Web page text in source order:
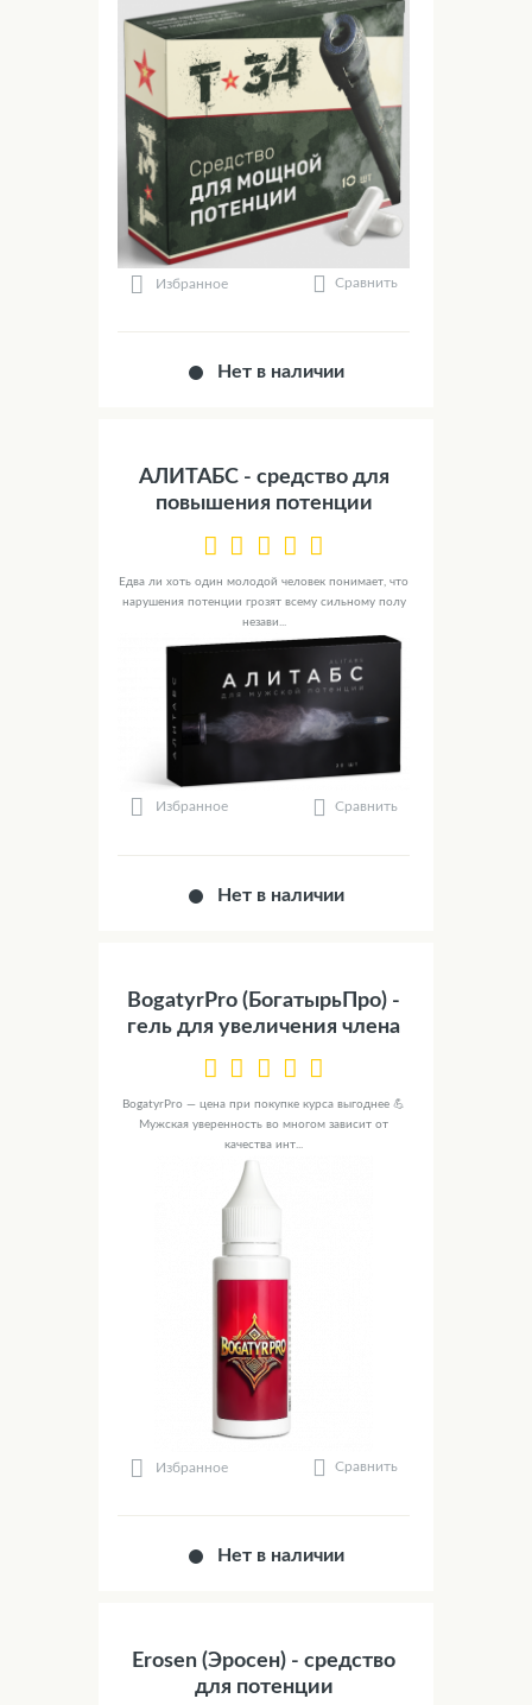
Избранное Сравнить
Нет в наличии
АЛИТАБС - средство для
повышения потенции
Едва ли хоть один молодой человек понимает, что
нарушения потенции грозят всему сильному полу
незави...
Избранное Сравнить
Нет в наличии
BogatyrPro (БогатырьПро) -
гель для увеличения члена
BogatyrPro — цена при покупке курса выгоднее 💪
Мужская уверенность во многом зависит от
качества инт...
Избранное Сравнить
Нет в наличии
Erosen (Эросен) - средство
для потенции